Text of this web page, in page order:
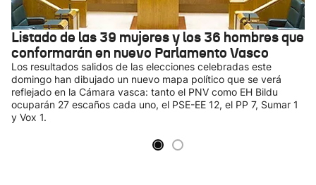
Listado de las 39 mujeres y los 36 hombres que
conformarán en nuevo Parlamento Vasco
Los resultados salidos de las elecciones celebradas este
domingo han dibujado un nuevo mapa político que se verá
reflejado en la Cámara vasca: tanto el PNV como EH Bildu
ocuparán 27 escaños cada uno, el PSE-EE 12, el PP 7, Sumar 1
y Vox 1.